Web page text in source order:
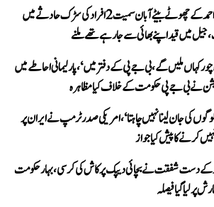
عتیق احمد کے چھوٹے بیٹے آبان سمیت 2 افراد کی سڑک حادثے میں
میں قید اپنے بھائی سے جا رہے تھے ملنے
کہاں ملیں گے، بی جے پی کے دفتر میں‘، پارلیمانی احاطے میں
نے بی جے پی حکومت کے خلاف کیا مظاہرہ
کی جان لینا نہیں چاہتا‘، امریکی صدر ٹرمپ نے ایران پر
کرنے کا پیش کیا جواز
کے دست شفقت نے بچائی دیپک پرکاش کی کرسی، بہار حکومت
پر لیا گیا فیصلہ